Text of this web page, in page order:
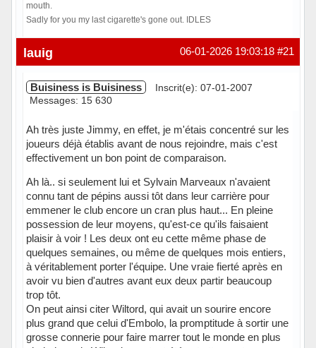
mouth.
Sadly for you my last cigarette's gone out. IDLES
Hors ligne #21
06-01-2026 19:03:18
lauig
Buisiness is Buisiness
Inscrit(e): 07-01-2007
Messages: 15 630
Ah très juste Jimmy, en effet, je m'étais concentré sur les
joueurs déjà établis avant de nous rejoindre, mais c'est
effectivement un bon point de comparaison.
Ah là.. si seulement lui et Sylvain Marveaux n'avaient
connu tant de pépins aussi tôt dans leur carrière pour
emmener le club encore un cran plus haut... En pleine
possession de leur moyens, qu'est-ce qu'ils faisaient
plaisir à voir ! Les deux ont eu cette même phase de
quelques semaines, ou même de quelques mois entiers,
à véritablement porter l'équipe. Une vraie fierté après en
avoir vu bien d'autres avant eux deux partir beaucoup
trop tôt.
On peut ainsi citer Wiltord, qui avait un sourire encore
plus grand que celui d'Embolo, la promptitude à sortir une
grosse connerie pour faire marrer tout le monde en plus